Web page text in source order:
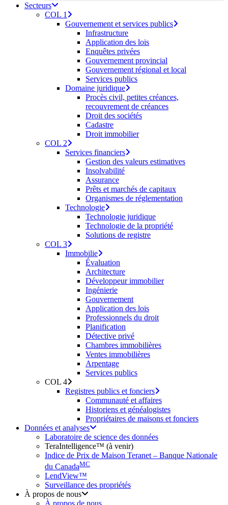
Secteurs
COL 1
Gouvernement et services publics
Infrastructure
Application des lois
Enquêtes privées
Gouvernement provincial
Gouvernement régional et local
Services publics
Domaine juridique
Procès civil, petites créances,
recouvrement de créances
Droit des sociétés
Cadastre
Droit immobilier
COL 2
Services financiers
Gestion des valeurs estimatives
Insolvabilité
Assurance
Prêts et marchés de capitaux
Organismes de réglementation
Technologie
Technologie juridique
Technologie de la propriété
Solutions de registre
COL 3
Immobilie
Évaluation
Architecture
Développeur immobilier
Ingénierie
Gouvernement
Application des lois
Professionnels du droit
Planification
Détective privé
Chambres immobilières
Ventes immobilières
Arpentage
Services publics
COL 4
Registres publics et fonciers
Communauté et affaires
Historiens et généalogistes
Propriétaires de maisons et fonciers
Données et analyses
Laboratoire de science des données
TeraIntelligence™ (à venir)
Indice de Prix de Maison Teranet – Banque Nationale
du CanadaMC
LendView™
Surveillance des propriétés
À propos de nous
À propos de nous